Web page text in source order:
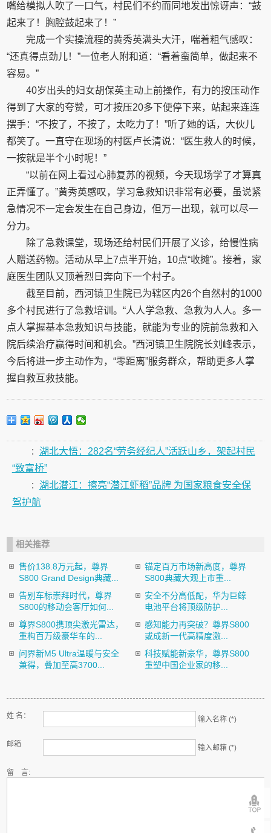
嘴给模拟人吹了一口气，村民们不约而同地发出惊讶声：“鼓
起来了！胸腔鼓起来了！”
完成一个实操流程的黄秀英满头大汗，喘着粗气感叹：
“还真得点劲儿！”一位老人附和道：“看着蛮简单，做起来不
容易。”
40岁出头的妇女胡保英主动上前操作，有力的按压动作
得到了大家的夸赞，可才按压20多下便停下来，站起来连连
摆手：“不按了，不按了，太吃力了！”听了她的话，大伙儿
都笑了。一直守在现场的村医卢长清说：“医生救人的时候，
一按就是半个小时呢！”
“以前在网上看过心肺复苏的视频，今天现场学了才算真
正弄懂了。”黄秀英感叹，学习急救知识非常有必要，虽说紧
急情况不一定会发生在自己身边，但万一出现，就可以尽一
分力。
除了急救课堂，现场还给村民们开展了义诊，给慢性病
人赠送药物。活动从早上7点半开始，10点“收摊”。接着，家
庭医生团队又顶着烈日奔向下一个村子。
截至目前，西河镇卫生院已为辖区内26个自然村的1000
多个村民进行了急救培训。“人人学急救、急救为人人。多一
点人掌握基本急救知识与技能，就能为专业的院前急救和入
院后续治疗赢得时间和机会。”西河镇卫生院院长刘峰表示，
今后将进一步主动作为，“零距离”服务群众，帮助更多人掌
握自救互救技能。
: 湖北大悟：282名“劳务经纪人”活跃山乡，架起村民
“致富桥”
: 湖北潜江：擦亮“潜江虾稻”品牌 为国家粮食安全保
驾护航
相关推荐
售价138.8万元起，尊界
S800 Grand Design典藏...
锚定百万市场新高度，尊界
S800典藏大观上市重...
告别车标崇拜时代，尊界
S800的移动会客厅如何...
安全不分高低配，华为巨鲸
电池平台将顶级防护...
尊界S800携顶尖激光雷达，
重构百万级豪华车的...
感知能力再突破？尊界S800
或成新一代高精度激...
问界新M5 Ultra温暖与安全
兼得，叠加至高3700...
科技赋能新豪华，尊界S800
重塑中国企业家的移...
姓 名： 输入名称 (*)
邮箱 输入邮箱 (*)
留 言: